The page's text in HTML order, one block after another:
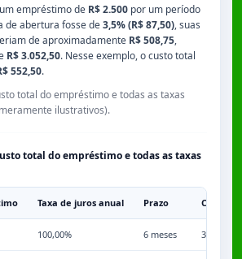
empréstimo de R$ 2.500 por um período
de abertura fosse de3,5% (R$ 87,50), suas
de aproximadamente R$ 508,75,
R$ 3.052,50. Nesse exemplo, o custo total
552,50.
total do empréstimo e todas as taxas
ilustrativos).
total do empréstimo e todas as taxas
Taxa de juros anual Prazo
100,00% 6 meses 3,50%